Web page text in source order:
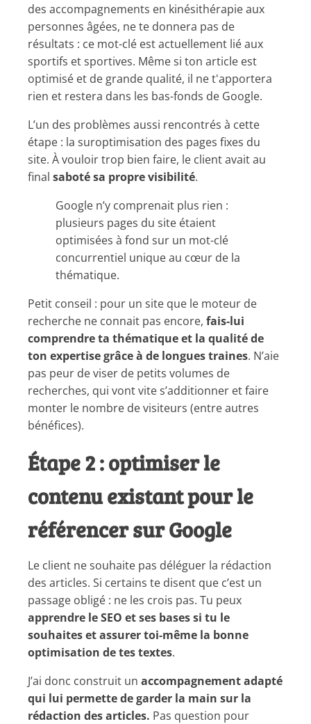
des accompagnements en kinésithérapie aux
personnes âgées, ne te donnera pas de
résultats : ce mot-clé est actuellement lié aux
sportifs et sportives. Même si ton article est
optimisé et de grande qualité, il ne t'apportera
rien et restera dans les bas-fonds de Google.
L’un des problèmes aussi rencontrés à cette
étape : la suroptimisation des pages fixes du
site. À vouloir trop bien faire, le client avait au
final saboté sa propre visibilité.
Google n’y comprenait plus rien :
plusieurs pages du site étaient
optimisées à fond sur un mot-clé
concurrentiel unique au cœur de la
thématique.
Petit conseil : pour un site que le moteur de
recherche ne connait pas encore, fais-lui
comprendre ta thématique et la qualité de
ton expertisegrâce à de longues traines. N’aie
pas peur de viser de petits volumes de
recherches, qui vont vite s’additionner et faire
monter le nombre de visiteurs (entre autres
bénéfices).
Étape 2 : optimiser le
contenu existant pour le
référencer sur Google
Le client ne souhaite pas déléguer la rédaction
des articles. Si certains te disent que c’est un
passage obligé : ne les crois pas. Tu peux
apprendre le SEO et ses bases si tu le
souhaites et assurer toi-même la bonne
optimisation de tes textes.
J’ai donc construit un accompagnement adapté
qui lui permette de garder la main sur la
rédaction des articles. Pas question pour